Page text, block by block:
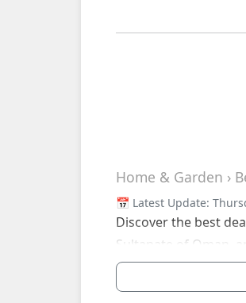
Home & Garden ›
📅 Latest Update:
Discover the best
Sultanate of Oman,